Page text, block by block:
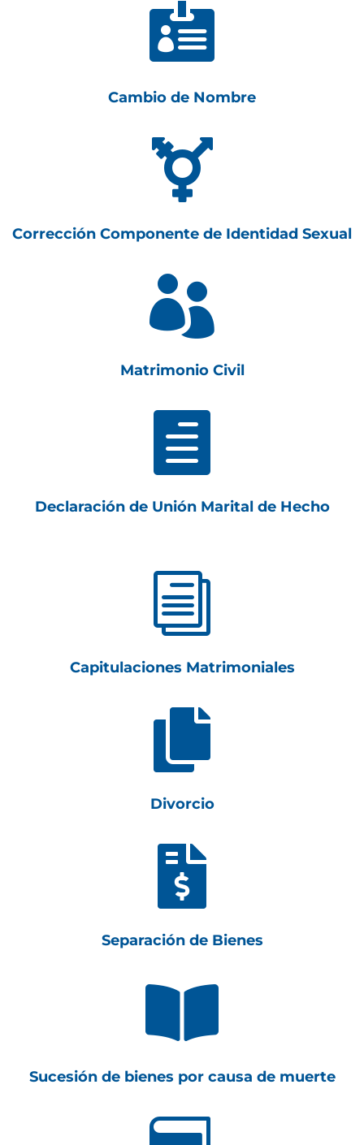

Cambio de Nombre

Corrección Componente de Identidad Sexual

Matrimonio Civil

Declaración de Unión Marital de Hecho
i
Capitulaciones Matrimoniales

Divorcio

Separación de Bienes

Sucesión de bienes por causa de muerte